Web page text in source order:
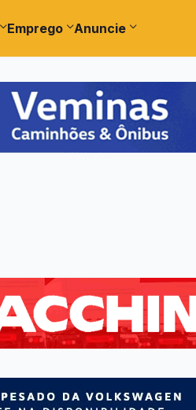
Emprego Anuncie